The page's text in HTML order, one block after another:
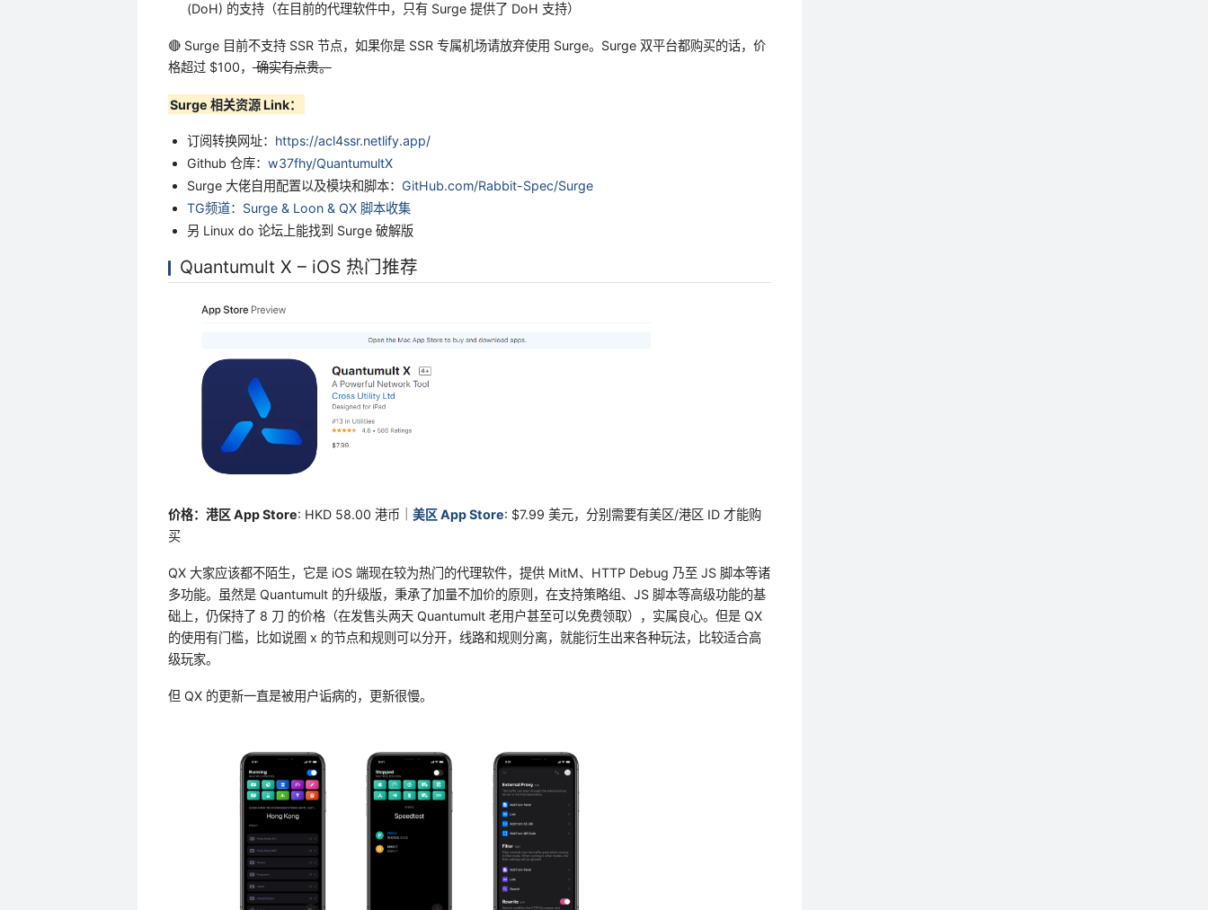
(DoH) 的支持（在目前的代理软件中，只有 Surge 提供了 DoH 支持）
🔴 Surge 目前不支持 SSR 节点，如果你是 SSR 专属机场请放弃使用 Surge。Surge 双平台都购买的话，价
格超过 $100，确实有点贵。
Surge 相关资源 Link：
订阅转换网址： https://acl4ssr.netlify.app/
Github 仓库：w37fhy/QuantumultX
Surge 大佬自用配置以及模块和脚本： GitHub.com/Rabbit-Spec/Surge
TG频道：Surge & Loon & QX 脚本收集
另 Linux do 论坛上能找到 Surge 破解版
Quantumult X – iOS 热门推荐
价格：港区 App Store: HKD 58.00 港币｜ 美区 App Store: $7.99 美元，分别需要有美区/港区 ID 才能购
买
QX 大家应该都不陌生，它是 iOS 端现在较为热门的代理软件，提供 MitM、HTTP Debug 乃至 JS 脚本等诸
多功能。虽然是 Quantumult 的升级版，秉承了加量不加价的原则，在支持策略组、JS 脚本等高级功能的基
础上，仍保持了 8 刀 的价格（在发售头两天 Quantumult 老用户甚至可以免费领取），实属良心。但是 QX
的使用有门槛，比如说圈 x 的节点和规则可以分开，线路和规则分离，就能衍生出来各种玩法，比较适合高
级玩家。
但 QX 的更新一直是被用户诟病的，更新很慢。